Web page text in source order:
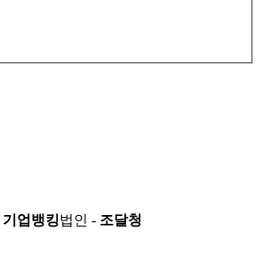
기업뱅킹법인 - 조달청